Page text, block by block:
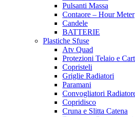
Pulsanti Massa
Contaore – Hour Meter
Candele
BATTERIE
Plastiche Sfuse
Atv Quad
Protezioni Telaio e
Copristeli
Griglie Radiatori
Paramani
Convogliatori
Copridisco
Cruna e Slitta Catena